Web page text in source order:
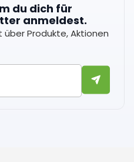
du dich für
anmeldest.
Produkte, Aktionen